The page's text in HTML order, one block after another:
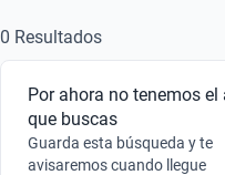
Busca por marca
Busca por modelo
Busca por versión
0 Resultados
Por ahora no tenemos el
que buscas
Guarda esta búsqueda y te
avisaremos cuando llegue